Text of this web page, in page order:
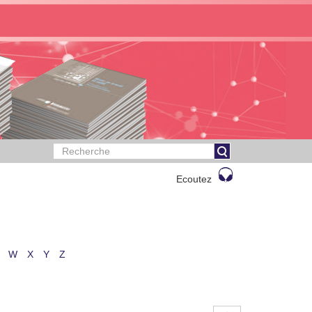
Ecoutez
W X Y Z